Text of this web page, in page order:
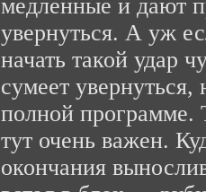
медленные и дают
увернуться. А уж
начать такой удар
сумеет
полной программе.
тут очень важен.
окончания